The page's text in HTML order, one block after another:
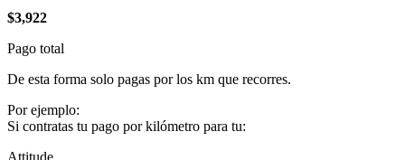
$3,922
Pago total
De esta forma solo pagas por los km que recorres.
Por ejemplo:
Si contratas tu pago por kilómetro para tu:
Attitude